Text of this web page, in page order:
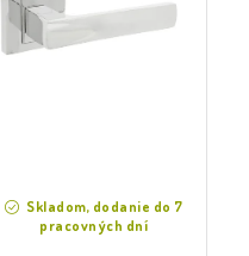
Skladom, dodanie do 7
pracovných dní